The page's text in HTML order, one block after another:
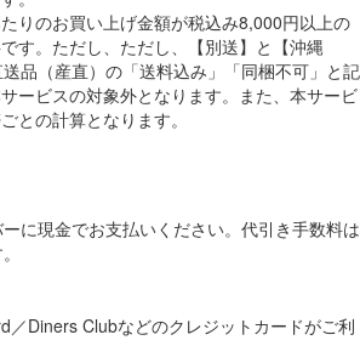
りのお買い上げ金額が税込み8,000円以上の
す。ただし、ただし、【別送】と【沖縄
品（産直）の「送料込み」「同梱不可」と記
ービスの対象外となります。また、本サービ
との計算となります。
に現金でお支払いください。代引き手数料は
／Diners Clubなどのクレジットカードがご利